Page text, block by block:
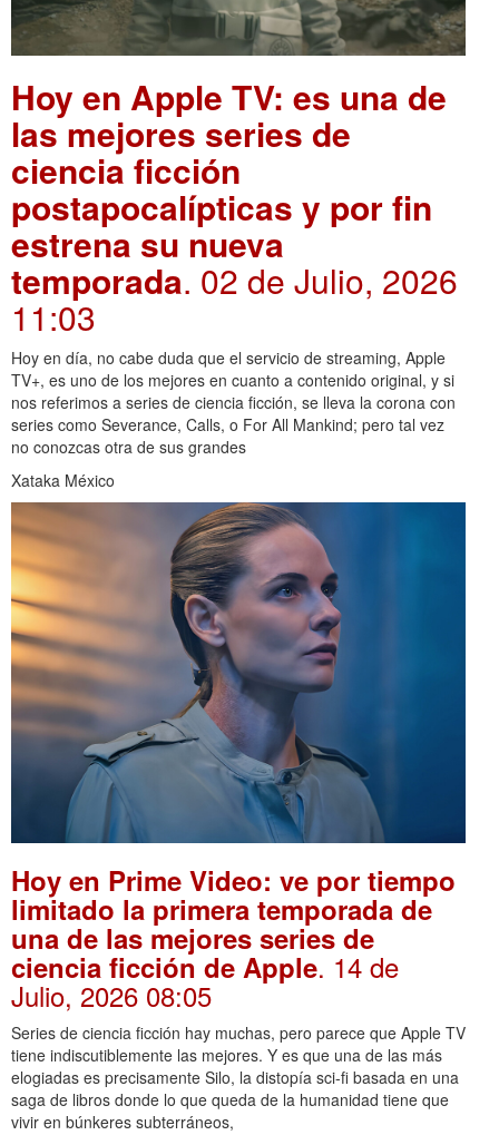
Hoy en Apple TV: es una de
las mejores series de
ciencia ficción
postapocalípticas y por fin
estrena su nueva
temporada. 02 de Julio, 2026
11:03
Hoy en día, no cabe duda que el servicio de streaming, Apple
TV+, es uno de los mejores en cuanto a contenido original, y si
nos referimos a series de ciencia ficción, se lleva la corona con
series como Severance, Calls, o For All Mankind; pero tal vez
no conozcas otra de sus grandes
Xataka México
Hoy en Prime Video: ve por tiempo
limitado la primera temporada de
una de las mejores series de
ciencia ficción de Apple. 14 de
Julio, 2026 08:05
Series de ciencia ficción hay muchas, pero parece que Apple TV
tiene indiscutiblemente las mejores. Y es que una de las más
elogiadas es precisamente Silo, la distopía sci-fi basada en una
saga de libros donde lo que queda de la humanidad tiene que
vivir en búnkeres subterráneos,